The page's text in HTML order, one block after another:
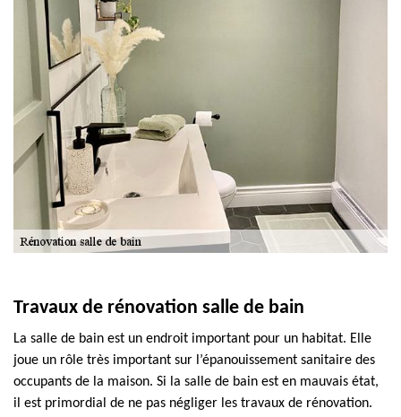
Travaux de rénovation salle de bain
La salle de bain est un endroit important pour un habitat. Elle
joue un rôle très important sur l’épanouissement sanitaire des
occupants de la maison. Si la salle de bain est en mauvais état,
il est primordial de ne pas négliger les travaux de rénovation.